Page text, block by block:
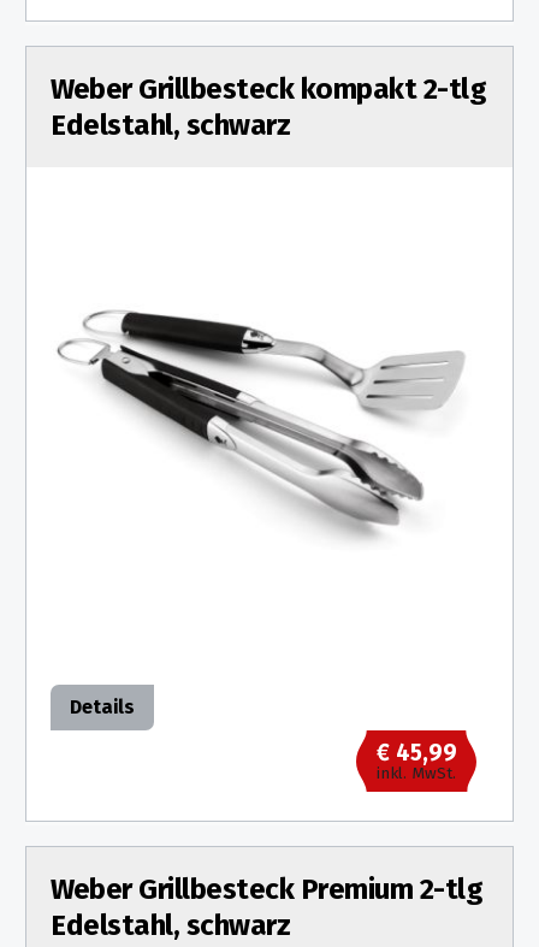
Weber Grillbesteck kompakt 2-tlg
Edelstahl, schwarz
Details
€ 45,99
inkl. MwSt.
Weber Grillbesteck Premium 2-tlg
Edelstahl, schwarz